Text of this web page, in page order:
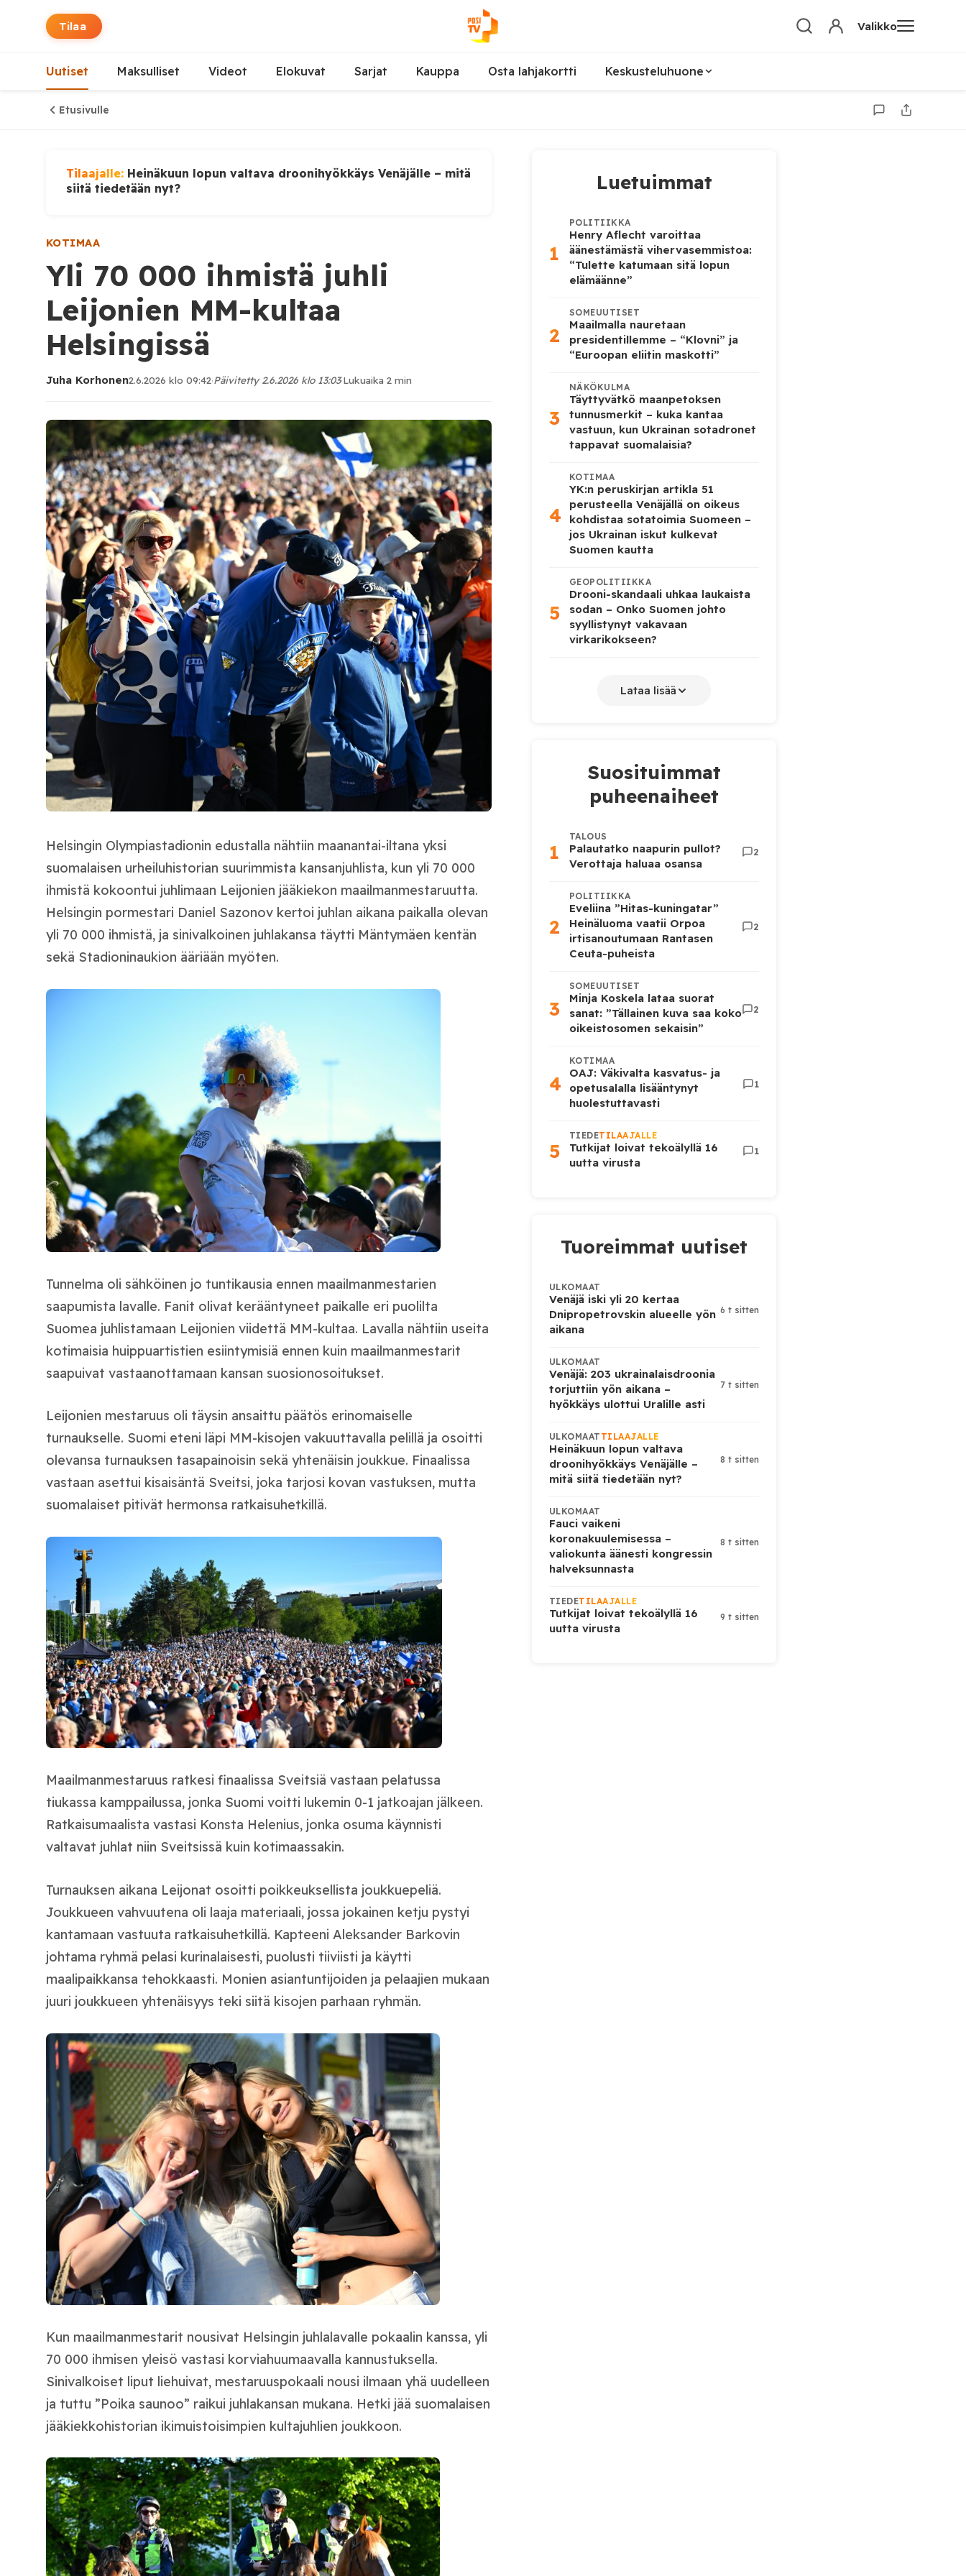
Tilaa Valikko
Uutiset Maksulliset Videot Elokuvat Sarjat Kauppa Osta lahjakortti Keskusteluhuone
Etusivulle
Tilaajalle: Heinäkuun lopun valtava droonihyökkäys Venäjälle – mitä
siitä tiedetään nyt?
KOTIMAA
Yli 70 000 ihmistä juhli
Leijonien MM-kultaa
Helsingissä
Juha Korhonen2.6.2026 klo 09:42·Päivitetty 2.6.2026 klo 13:03·Lukuaika 2 min
Helsingin Olympiastadionin edustalla nähtiin maanantai-iltana yksi
suomalaisen urheiluhistorian suurimmista kansanjuhlista, kun yli 70 000
ihmistä kokoontui juhlimaan Leijonien jääkiekon maailmanmestaruutta.
Helsingin pormestari Daniel Sazonov kertoi juhlan aikana paikalla olevan
yli 70 000 ihmistä, ja sinivalkoinen juhlakansa täytti Mäntymäen kentän
sekä Stadioninaukion ääriään myöten.
Tunnelma oli sähköinen jo tuntikausia ennen maailmanmestarien
saapumista lavalle. Fanit olivat kerääntyneet paikalle eri puolilta
Suomea juhlistamaan Leijonien viidettä MM-kultaa. Lavalla nähtiin useita
kotimaisia huippuartistien esiintymisiä ennen kuin maailmanmestarit
saapuivat vastaanottamaan kansan suosionosoitukset.
Leijonien mestaruus oli täysin ansaittu päätös erinomaiselle
turnaukselle. Suomi eteni läpi MM-kisojen vakuuttavalla pelillä ja osoitti
olevansa turnauksen tasapainoisin sekä yhtenäisin joukkue. Finaalissa
vastaan asettui kisaisäntä Sveitsi, joka tarjosi kovan vastuksen, mutta
suomalaiset pitivät hermonsa ratkaisuhetkillä.
Maailmanmestaruus ratkesi finaalissa Sveitsiä vastaan pelatussa
tiukassa kamppailussa, jonka Suomi voitti lukemin 0-1 jatkoajan jälkeen.
Ratkaisumaalista vastasi Konsta Helenius, jonka osuma käynnisti
valtavat juhlat niin Sveitsissä kuin kotimaassakin.
Turnauksen aikana Leijonat osoitti poikkeuksellista joukkuepeliä.
Joukkueen vahvuutena oli laaja materiaali, jossa jokainen ketju pystyi
kantamaan vastuuta ratkaisuhetkillä. Kapteeni Aleksander Barkovin
johtama ryhmä pelasi kurinalaisesti, puolusti tiiviisti ja käytti
maalipaikkansa tehokkaasti. Monien asiantuntijoiden ja pelaajien mukaan
juuri joukkueen yhtenäisyys teki siitä kisojen parhaan ryhmän.
Kun maailmanmestarit nousivat Helsingin juhlalavalle pokaalin kanssa, yli
70 000 ihmisen yleisö vastasi korviahuumaavalla kannustuksella.
Sinivalkoiset liput liehuivat, mestaruuspokaali nousi ilmaan yhä uudelleen
ja tuttu ”Poika saunoo” raikui juhlakansan mukana. Hetki jää suomalaisen
jääkiekkohistorian ikimuistoisimpien kultajuhlien joukkoon.
Luetuimmat
1
POLITIIKKA
Henry Aflecht varoittaa
äänestämästä vihervasemmistoa:
“Tulette katumaan sitä lopun
elämäänne”
2
SOMEUUTISET
Maailmalla nauretaan
presidentillemme – “Klovni” ja
“Euroopan eliitin maskotti”
3
NÄKÖKULMA
Täyttyvätkö maanpetoksen
tunnusmerkit – kuka kantaa
vastuun, kun Ukrainan sotadronet
tappavat suomalaisia?
4
KOTIMAA
YK:n peruskirjan artikla 51
perusteella Venäjällä on oikeus
kohdistaa sotatoimia Suomeen –
jos Ukrainan iskut kulkevat
Suomen kautta
5
GEOPOLITIIKKA
Drooni-skandaali uhkaa laukaista
sodan – Onko Suomen johto
syyllistynyt vakavaan
virkarikokseen?
Lataa lisää
Suosituimmat
puheenaiheet
1
TALOUS
Palautatko naapurin pullot?
Verottaja haluaa osansa
2
2
POLITIIKKA
Eveliina ”Hitas-kuningatar”
Heinäluoma vaatii Orpoa
irtisanoutumaan Rantasen
Ceuta-puheista
2
3
SOMEUUTISET
Minja Koskela lataa suorat
sanat: ”Tällainen kuva saa koko
oikeistosomen sekaisin”
2
4
KOTIMAA
OAJ: Väkivalta kasvatus- ja
opetusalalla lisääntynyt
huolestuttavasti
1
5
TIEDETILAAJALLE
Tutkijat loivat tekoälyllä 16
uutta virusta
1
Tuoreimmat uutiset
ULKOMAAT
Venäjä iski yli 20 kertaa
Dnipropetrovskin alueelle yön
aikana
6 t sitten
ULKOMAAT
Venäjä: 203 ukrainalaisdroonia
torjuttiin yön aikana –
hyökkäys ulottui Uralille asti
7 t sitten
ULKOMAAT TILAAJALLE
Heinäkuun lopun valtava
droonihyökkäys Venäjälle –
mitä siitä tiedetään nyt?
8 t sitten
ULKOMAAT
Fauci vaikeni
koronakuulemisessa –
valiokunta äänesti kongressin
halveksunnasta
8 t sitten
TIEDETILAAJALLE
Tutkijat loivat tekoälyllä 16
uutta virusta
9 t sitten